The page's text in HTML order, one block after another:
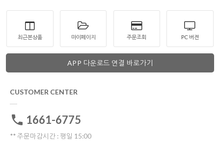
최근본상품 마이페이지 주문조회 PC 버젼
APP 다운로드 연결 바로가기
CUSTOMER CENTER
1661-6775
** 주문마감시간 : 평일 15:00